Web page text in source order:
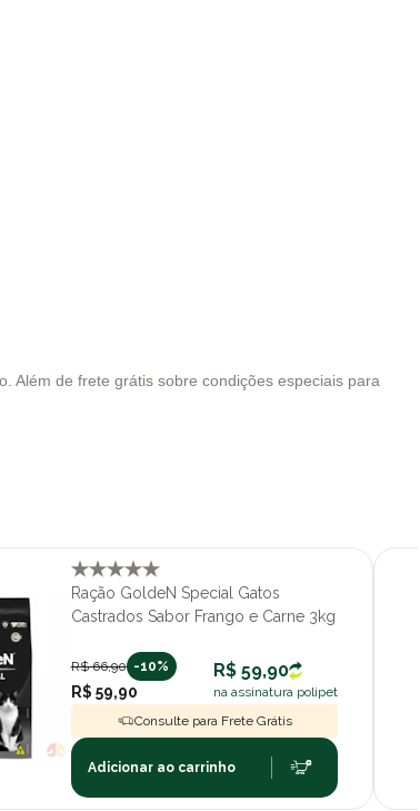
Além de frete grátis sobre condições especiais para
Ração GoldeN Special Gatos
Castrados Sabor Frango e Carne 3kg
R$ 66,90 -10%
R$ 59,90
R$ 59,90
na assinatura polipet
Consulte para Frete Grátis
Adicionar ao carrinho